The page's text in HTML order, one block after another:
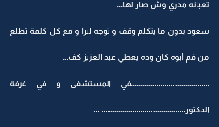
تعبانه مدري وش صار لها...
سعود بدون ما يتكلم وقف و توجه لبرا و مع كل كلمة تطلع
من فم أبوه كان وده يعطي عبد العزيز كف...
........................................في المستشفى و في غرفة
الدكتور........................................... ...